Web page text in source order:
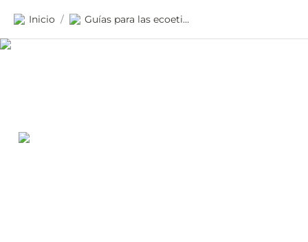
Inicio / Guías para las ecoetiquetas